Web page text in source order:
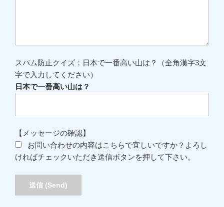
スパム防止クイズ：日本で一番高い山は？（全角漢字3文
字で入力してください）
日本で一番高い山は？
【メッセージの確認】
お問い合わせの内容はこちらで宜しいですか？よろし
ければチェックいただき送信ボタンを押して下さい。